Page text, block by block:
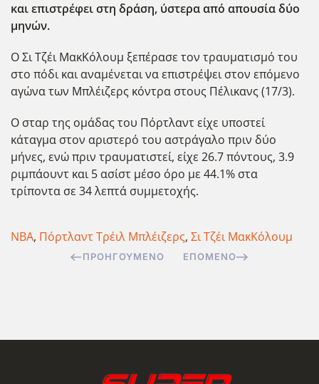
και επιστρέφει στη δράση, ύστερα από απουσία δύο
μηνών.
Ο Σι Τζέι ΜακΚόλουμ ξεπέρασε τον τραυματισμό του
στο πόδι και αναμένεται να επιστρέψει στον επόμενο
αγώνα των Μπλέιζερς κόντρα στους Πέλικανς (17/3).
Ο σταρ της ομάδας του Πόρτλαντ είχε υποστεί
κάταγμα στον αριστερό του αστράγαλο πριν δύο
μήνες, ενώ πριν τραυματιστεί, είχε 26.7 πόντους, 3.9
ριμπάουντ και 5 ασίστ μέσο όρο με 44.1% στα
τρίποντα σε 34 λεπτά συμμετοχής.
NBA, Πόρτλαντ Τρέιλ Μπλέιζερς, Σι Τζέι ΜακΚόλουμ
ΠΡΟΗΓΟΎΜΕΝΟ ΕΠΌΜΕΝΟ